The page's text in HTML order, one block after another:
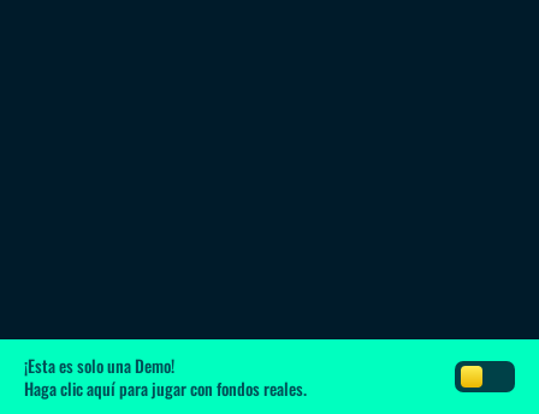
¡Esta es solo una Demo!
Haga clic aquípara jugar con fondos reales.